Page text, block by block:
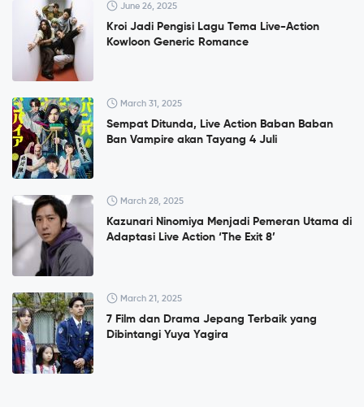
June 26, 2025
Kroi Jadi Pengisi Lagu Tema Live-Action
Kowloon Generic Romance
March 31, 2025
Sempat Ditunda, Live Action Baban Baban
Ban Vampire akan Tayang 4 Juli
March 28, 2025
Kazunari Ninomiya Menjadi Pemeran Utama di
Adaptasi Live Action ‘The Exit 8’
March 21, 2025
7 Film dan Drama Jepang Terbaik yang
Dibintangi Yuya Yagira